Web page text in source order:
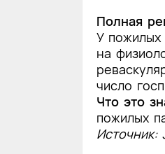
Полная
У пожилых
на
число
Что это
пожилых
Источник: